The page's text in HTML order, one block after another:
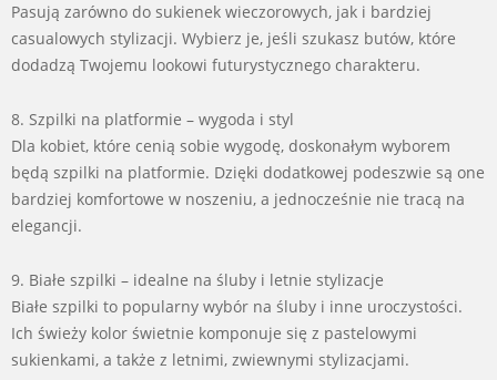
Pasują zarówno do sukienek wieczorowych, jak i bardziej
casualowych stylizacji. Wybierz je, jeśli szukasz butów, które
dodadzą Twojemu lookowi futurystycznego charakteru.
8. Szpilki na platformie – wygoda i styl
Dla kobiet, które cenią sobie wygodę, doskonałym wyborem
będą szpilki na platformie. Dzięki dodatkowej podeszwie są one
bardziej komfortowe w noszeniu, a jednocześnie nie tracą na
elegancji.
9. Białe szpilki – idealne na śluby i letnie stylizacje
Białe szpilki to popularny wybór na śluby i inne uroczystości.
Ich świeży kolor świetnie komponuje się z pastelowymi
sukienkami, a także z letnimi, zwiewnymi stylizacjami.